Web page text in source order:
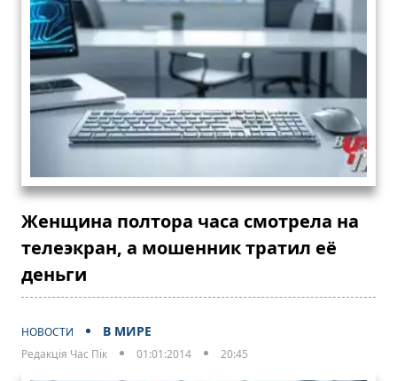
Женщина полтора часа смотрела на
телеэкран, а мошенник тратил её
деньги
НОВОСТИ В МИРЕ
Редакція Час Пік 01:01:2014 20:45